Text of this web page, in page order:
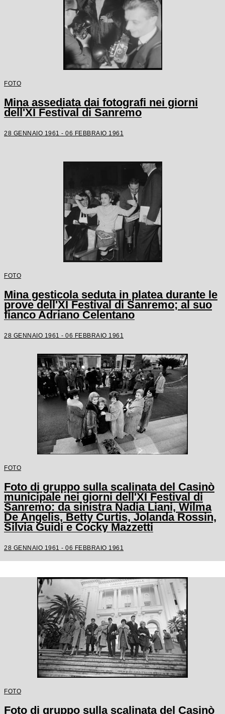
FOTO
Mina assediata dai fotografi nei giorni
dell'XI Festival di Sanremo
28 GENNAIO 1961 - 06 FEBBRAIO 1961
FOTO
Mina gesticola seduta in platea durante le
prove dell'XI Festival di Sanremo; al suo
fianco Adriano Celentano
28 GENNAIO 1961 - 06 FEBBRAIO 1961
FOTO
Foto di gruppo sulla scalinata del Casinò
municipale nei giorni dell'XI Festival di
Sanremo: da sinistra Nadia Liani, Wilma
De Angelis, Betty Curtis, Jolanda Rossin,
Silvia Guidi e Cocky Mazzetti
28 GENNAIO 1961 - 06 FEBBRAIO 1961
FOTO
Foto di gruppo sulla scalinata del Casinò